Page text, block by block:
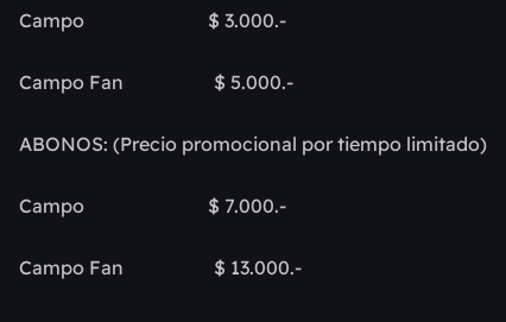
Campo $ 3.000.-
Campo Fan $ 5.000.-
ABONOS: (Precio promocional por tiempo limitado)
Campo $ 7.000.-
Campo Fan $ 13.000.-